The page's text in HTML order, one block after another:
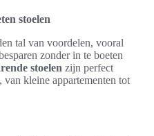
stoelen
tal van voordelen, vooral
zonder in te boeten
stoelen zijn perfect
kleine appartementen tot